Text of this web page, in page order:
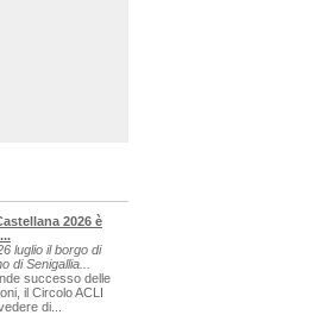
2026 è
luglio il borgo di
di Senigallia...
successo delle
il Circolo ACLI
di...